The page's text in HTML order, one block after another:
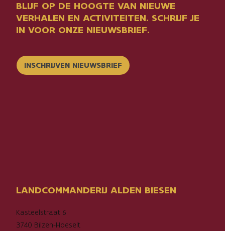
LANDCOMMANDERIJ ALDEN BIESEN
Kasteelstraat 6
3740 Bilzen-Hoeselt
BLIJF OP DE HOOGTE VAN NIEUWE
VERHALEN EN ACTIVITEITEN. SCHRIJF JE
IN VOOR ONZE NIEUWSBRIEF.
INSCHRIJVEN NIEUWSBRIEF